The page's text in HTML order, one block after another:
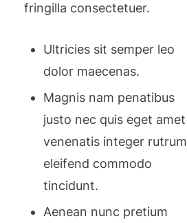
fringilla consectetuer.
Ultricies sit semper leo
dolor maecenas.
Magnis nam penatibus
justo nec quis eget amet
venenatis integer rutrum
eleifend commodo
tincidunt.
Aenean nunc pretium